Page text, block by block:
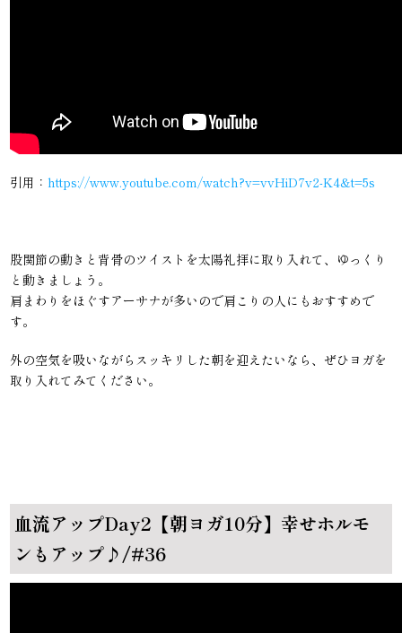
引用：https://www.youtube.com/watch?v=vvHiD7v2-K4&t=5s
股関節の動きと背骨のツイストを太陽礼拝に取り入れて、ゆっくり
と動きましょう。
肩まわりをほぐすアーサナが多いので肩こりの人にもおすすめで
す。
外の空気を吸いながらスッキリした朝を迎えたいなら、ぜひヨガを
取り入れてみてください。
血流アップDay2【朝ヨガ10分】幸せホルモ
ンもアップ♪/#36